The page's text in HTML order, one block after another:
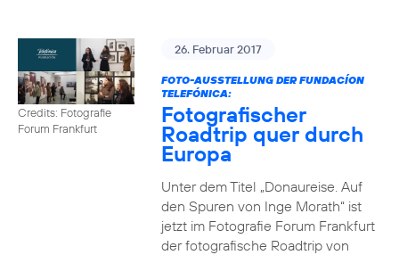
Credits: Fotografie
Forum Frankfurt
26. Februar 2017
FOTO-AUSSTELLUNG DER FUNDACÍON
TELEFÓNICA:
Fotografischer
Roadtrip quer durch
Europa
Unter dem Titel „Donaureise. Auf
den Spuren von Inge Morath“ ist
jetzt im Fotografie Forum Frankfurt
der fotografische Roadtrip von